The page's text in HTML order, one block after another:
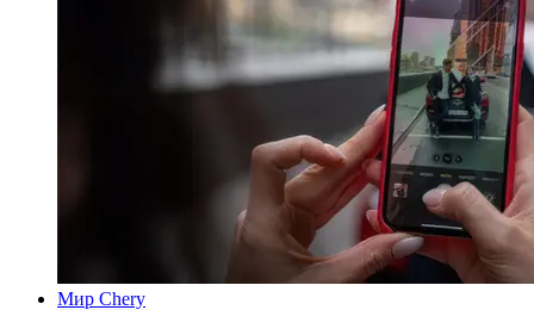
Мир Chery